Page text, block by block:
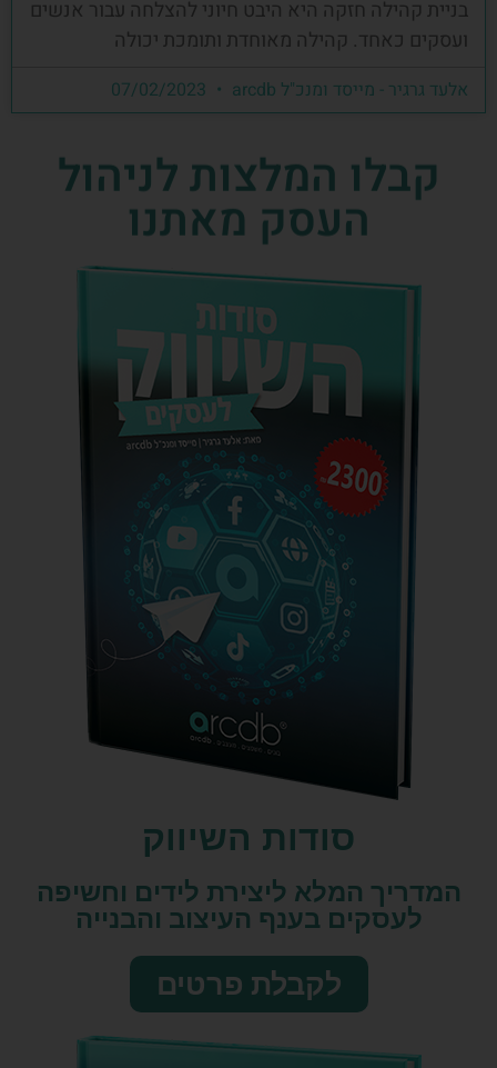
בניית קהילה חזקה היא היבט חיוני להצלחה עבור אנשים
ועסקים כאחד. קהילה מאוחדת ותומכת יכולה
אלעד גרגיר - מייסד ומנכ"ל arcdb
קבלו המלצות לניהול
העסק מאתנו
סודות השיווק​
המדריך המלא ליצירת לידים וחשיפה
לעסקים בענף העיצוב והבנייה
לקבלת פרטים